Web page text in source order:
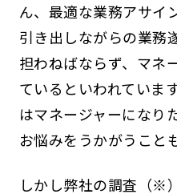
ん、最適な業務アサイ
引き出しながらの業務
担わねばならず、マネ
ているといわれていま
はマネージャーになり
お悩みをうかがうこと
しかし弊社の調査（※